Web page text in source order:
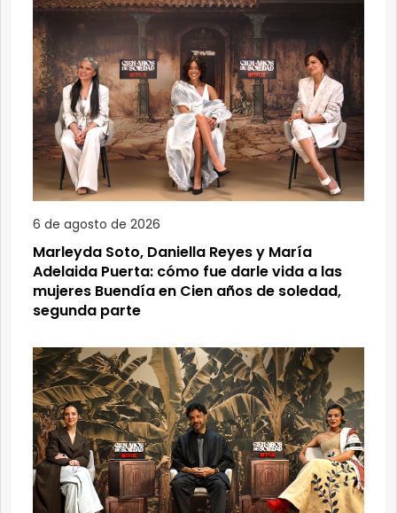
6 de agosto de 2026
Marleyda Soto, Daniella Reyes y María
Adelaida Puerta: cómo fue darle vida a las
mujeres Buendía en Cien años de soledad,
segunda parte